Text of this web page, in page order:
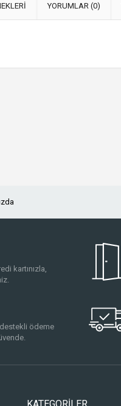
YORUMLAR (0)
kartınızla,
ödeme